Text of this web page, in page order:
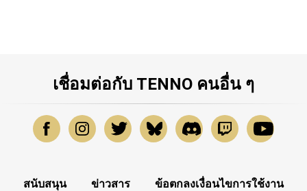
เชื่อมต่อกับ TENNO คนอื่น ๆ
สนับสนุน ข่าวสาร
ข้อตกลงเงื่อนไขการใช้งาน